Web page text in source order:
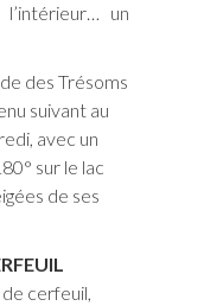
un
des Trésoms
suivant au
avec un
sur le lac
de ses
cerfeuil,